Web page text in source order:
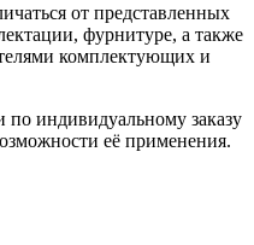
от представленных
фурнитуре, а также
комплектующих и
индивидуальному заказу
её применения.